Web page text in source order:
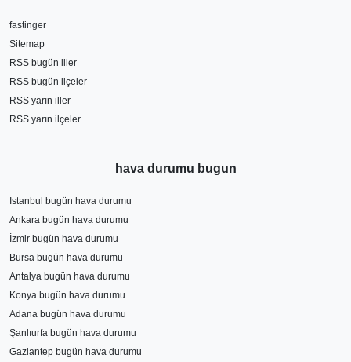
fastinger
Sitemap
RSS bugün iller
RSS bugün ilçeler
RSS yarın iller
RSS yarın ilçeler
hava durumu bugun
İstanbul bugün hava durumu
Ankara bugün hava durumu
İzmir bugün hava durumu
Bursa bugün hava durumu
Antalya bugün hava durumu
Konya bugün hava durumu
Adana bugün hava durumu
Şanlıurfa bugün hava durumu
Gaziantep bugün hava durumu